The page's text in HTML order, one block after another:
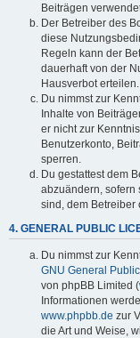
Beiträgen
Der Betreiber des
diese
Regeln kann der
dauerhaft von der
Hausverbot erteilen.
Du nimmst zur
Inhalte von
er nicht zur
Benutzerkonto,
sperren.
Du gestattest dem
abzuändern, sofern
sind, dem Betreiber
4. GENERAL PUBLIC
Du nimmst zur
GNU General
von phpBB Limited (
Informationen
www.phpbb.de zur
die Art und Weise,